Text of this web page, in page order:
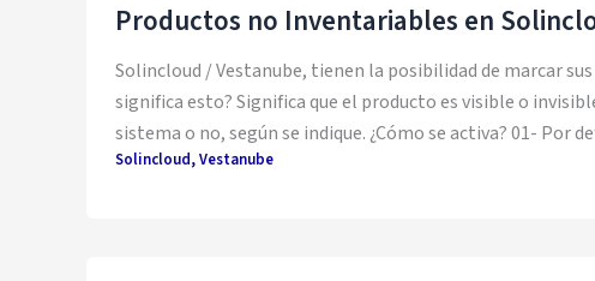
Productos no Inventariables en
Solincloud / Vestanube, tienen la posibilidad de marcar
significa esto? Significa que el producto es visible o
sistema o no, según se indique. ¿Cómo se activa? 01-
Solincloud,Vestanube